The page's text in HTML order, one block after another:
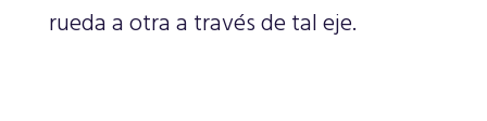
rueda a otra a través de tal eje.